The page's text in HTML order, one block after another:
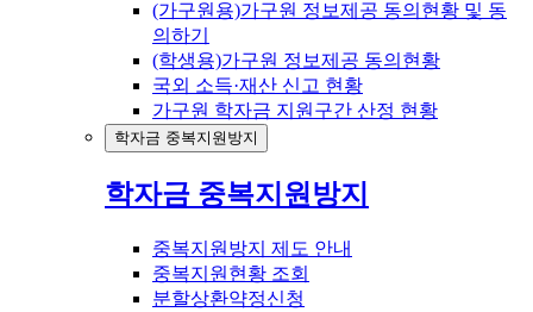
(가구원용)가구원 정보제공 동의현황 및 동
의하기
(학생용)가구원 정보제공 동의현황
국외 소득·재산 신고 현황
가구원 학자금 지원구간 산정 현황
학자금 중복지원방지
학자금 중복지원방지
중복지원방지 제도 안내
중복지원현황 조회
분할상환약정신청